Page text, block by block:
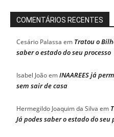
COMENTÁRIOS RECENTES
Cesário Palassa em Tratou o
saber o estado do seu processo
Isabel JoãoemINAAREES já
sem sair de casa
Hermegildo Joaquim da Silva em
Já podes saber o estado do seu